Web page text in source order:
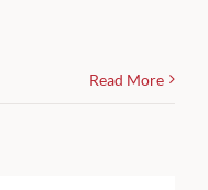
Read More